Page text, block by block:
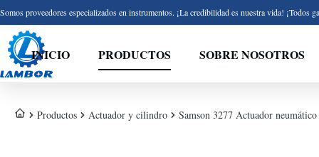
Somos proveedores especializados en instrumentos. ¡La credibilidad es nuestra vida! ¡Todos
INICIO PRODUCTOS SOBRE NOSOTROS
Productos Actuador y cilindro Samson 3277 Actuador